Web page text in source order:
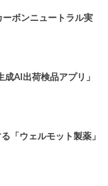
ボンニュートラル実
AI出荷検品アプリ」
「ウェルモット製薬」